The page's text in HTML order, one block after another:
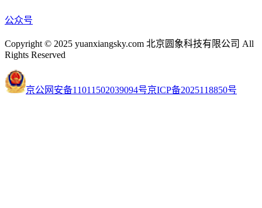
公众号
Copyright © 2025 yuanxiangsky.com 北京圆象科技有限公司 All
Rights Reserved
京公网安备11011502039094号京ICP备2025118850号